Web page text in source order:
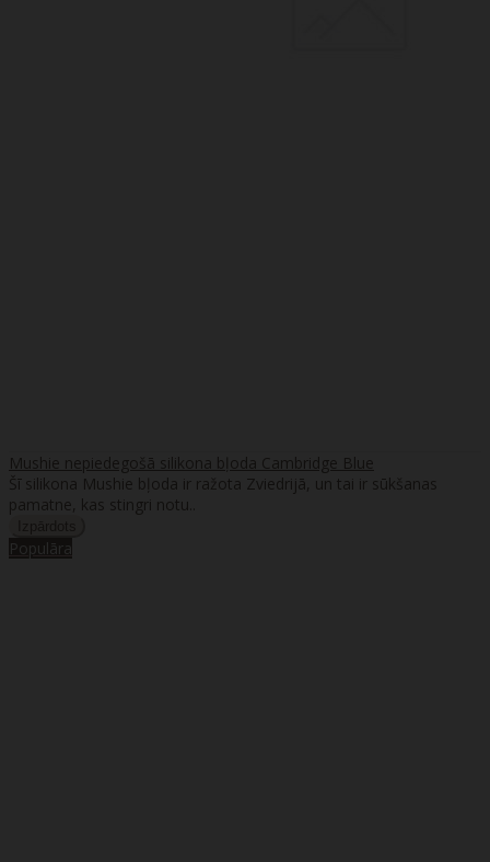
Mushie nepiedegošā silikona bļoda Cambridge Blue
Šī silikona Mushie bļoda ir ražota Zviedrijā, un tai ir sūkšanas
pamatne, kas stingri notu..
Populāra